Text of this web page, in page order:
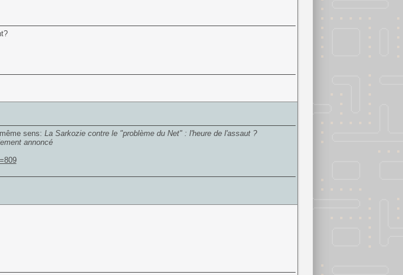
sens: La Sarkozie contre le "problème du Net" : l'heure de l'assaut ?
annoncé